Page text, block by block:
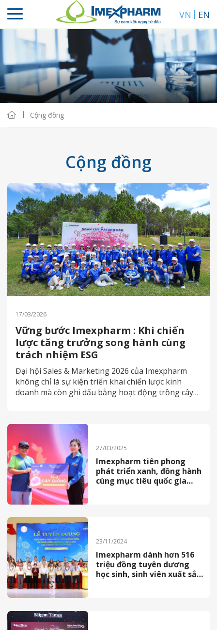
VN EN
Cộng đồng
Cộng đồng
17/03/2026
Vững bước Imexpharm : Khi chiến
lược tăng trưởng song hành cùng
trách nhiệm ESG
Đại hội Sales & Marketing 2026 của Imexpharm
không chỉ là sự kiện triển khai chiến lược kinh
doanh mà còn ghi dấu bằng hoạt động trồng cây
27/03/2025
Imexpharm tiên phong
phát triển xanh, đồng hành
cùng mục tiêu quốc gia
23/11/2024
Imexpharm dành hơn 516
triệu đồng tuyên dương
học sinh, sinh viên xuất sắc